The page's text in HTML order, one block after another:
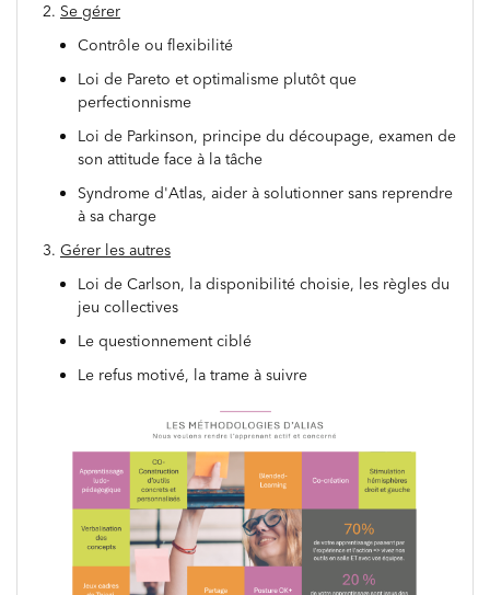
2. Se gérer
Contrôle ou flexibilité
Loi de Pareto et optimalisme plutôt que
perfectionnisme
Loi de Parkinson, principe du découpage, examen de
son attitude face à la tâche
Syndrome d'Atlas, aider à solutionner sans reprendre
à sa charge
3. Gérer les autres
Loi de Carlson, la disponibilité choisie, les règles du
jeu collectives
Le questionnement ciblé
Le refus motivé, la trame à suivre